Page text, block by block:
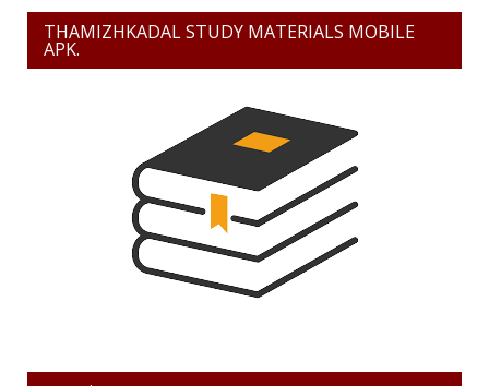
THAMIZHKADAL STUDY MATERIALS MOBILE
APK.